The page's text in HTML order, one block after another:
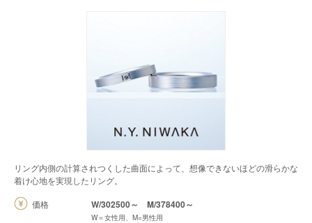
リング内側の計算されつくした曲面によって、想像できないほどの滑らかな
着け心地を実現したリング。
価格
W/302500～ M/378400～
W＝女性用、M=男性用